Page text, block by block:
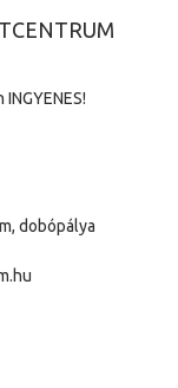
dobópálya